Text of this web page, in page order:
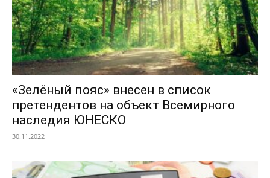
«Зелёный пояс» внесен в список
претендентов на объект Всемирного
наследия ЮНЕСКО
30.11.2022